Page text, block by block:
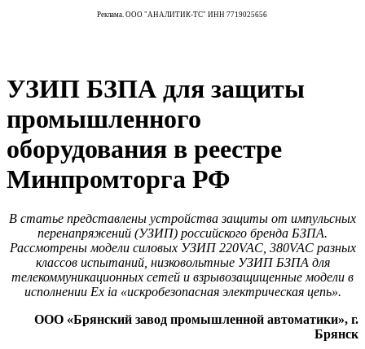
Реклама. ООО "АНАЛИТИК-ТС" ИНН 7719025656
УЗИП БЗПА для защиты
промышленного
оборудования в реестре
Минпромторга РФ
В статье представлены устройства защиты от импульсных
перенапряжений (УЗИП) российского бренда БЗПА.
Рассмотрены модели силовых УЗИП 220VAC, 380VAC разных
классов испытаний, низковольтные УЗИП БЗПА для
телекоммуникационных сетей и взрывозащищенные модели в
исполнении Ex ia «искробезопасная электрическая цепь».
ООО «Брянский завод промышленной автоматики», г.
Брянск